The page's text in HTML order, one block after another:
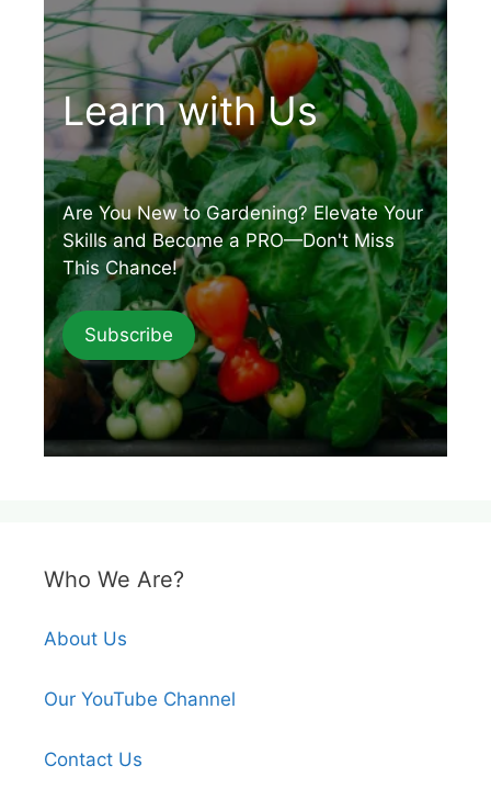
Learn with Us
Are You New to Gardening? Elevate Your
Skills and Become a PRO—Don't Miss
This Chance!
Subscribe
Who We Are?
About Us
Our YouTube Channel
Contact Us